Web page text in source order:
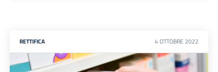
RETTIFICA 4 OTTOBRE 2022